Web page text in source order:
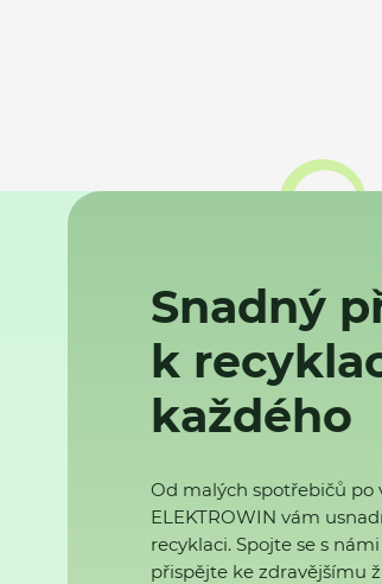
Snadný
k
každého
Od malých spotřebičů po
ELEKTROWIN vám
recyklaci. Spojte se s
přispějte ke zdravějšímu